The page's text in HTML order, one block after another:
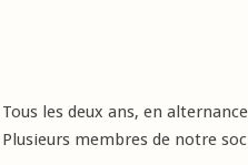
Tous les deux ans, en
Plusieurs membres de notre